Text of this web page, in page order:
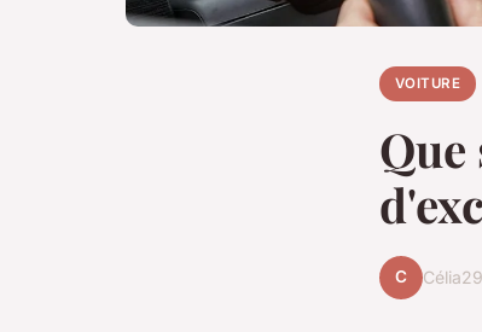
VOITURE
C Célia